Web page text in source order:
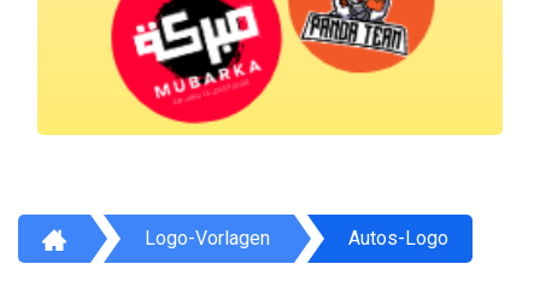
Logo-Vorlagen Autos-Logo